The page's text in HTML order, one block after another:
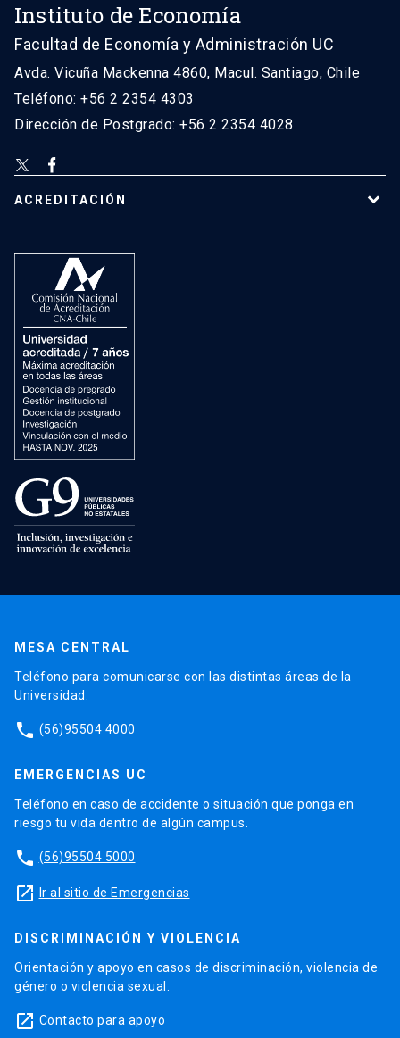
Instituto de Economía
Facultad de Economía y Administración UC
Avda. Vicuña Mackenna 4860, Macul. Santiago, Chile
Teléfono: +56 2 2354 4303
Dirección de Postgrado: +56 2 2354 4028
ACREDITACIÓN
MESA CENTRAL
Teléfono para comunicarse con las distintas áreas de la
Universidad.
phone (56)95504 4000
EMERGENCIAS UC
Teléfono en caso de accidente o situación que ponga en
riesgo tu vida dentro de algún campus.
phone (56)95504 5000
launch Ir al sitio de Emergencias
DISCRIMINACIÓN Y VIOLENCIA
Orientación y apoyo en casos de discriminación, violencia de
género o violencia sexual.
launch Contacto para apoyo